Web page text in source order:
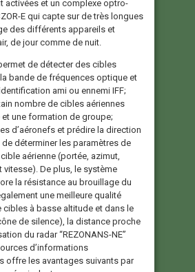
activées et un complexe optro-
E qui capte sur de très longues
des différents appareils et
de jour comme de nuit.
de détecter des cibles
bande de fréquences optique et
ami ou ennemi IFF;
nombre de cibles aériennes
une formation de groupe;
d’aéronefs et prédire la direction
déterminer les paramètres de
aérienne (portée, azimut,
vitesse). De plus, le système
la résistance au brouillage du
une meilleure qualité
cibles à basse altitude et dans le
de silence), la distance proche
du radar “REZONANS-NE”
d’informations
offre les avantages suivants par